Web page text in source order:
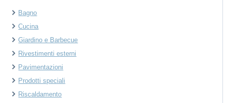
Bagno
Cucina
Giardino e Barbecue
Rivestimenti esterni
Pavimentazioni
Prodotti speciali
Riscaldamento